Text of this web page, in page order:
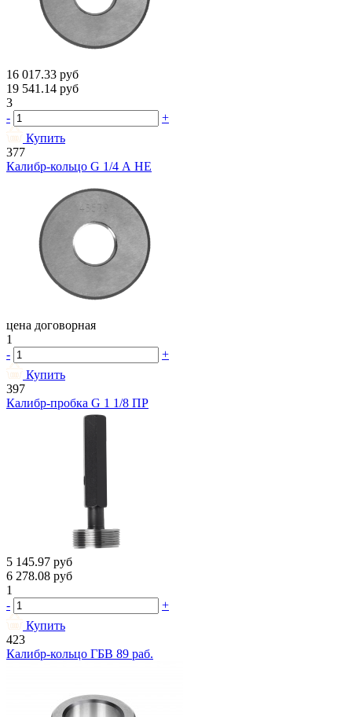
16 017.33 руб
19 541.14 руб
3
-
+
Купить
377
Калибр-кольцо G 1/4 А НЕ
цена договорная
1
-
+
Купить
397
Калибр-пробка G 1 1/8 ПР
5 145.97 руб
6 278.08 руб
1
-
+
Купить
423
Калибр-кольцо ГБВ 89 раб.